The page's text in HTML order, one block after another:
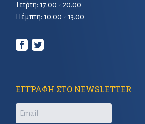
Τετἀρτη: 17.00 - 20.00
Πέμπτη: 10.00 - 13.00
ΕΓΓΡΑΦΗ ΣΤΟ NEWSLETTER
Email